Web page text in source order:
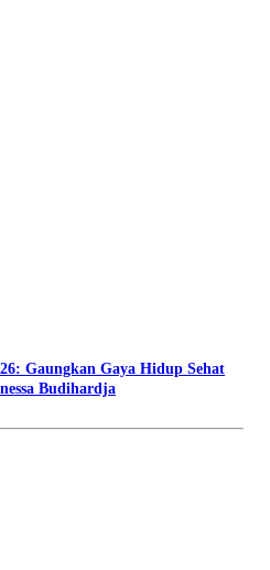
Gaungkan Gaya Hidup Sehat
Budihardja